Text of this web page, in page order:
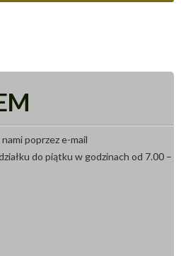
poprzez e-mail
do piątku w godzinach od 7.00 –